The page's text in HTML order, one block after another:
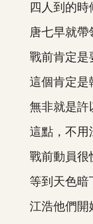
四人到的時
唐七早就帶領
戰前肯定是要
這個肯定是
無非就是許
這點，不用江
戰前動員很
等到天色暗
江浩他們開